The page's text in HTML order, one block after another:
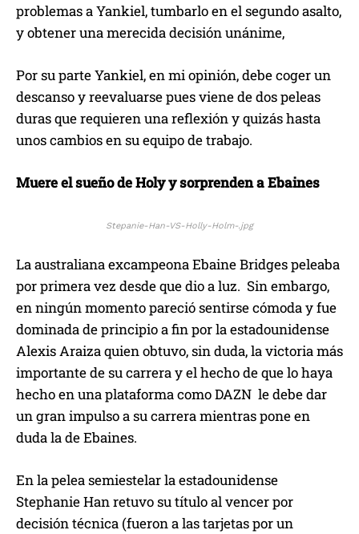
problemas a Yankiel, tumbarlo en el segundo asalto,
y obtener una merecida decisión unánime,
Por su parte Yankiel, en mi opinión, debe coger un
descanso y reevaluarse pues viene de dos peleas
duras que requieren una reflexión y quizás hasta
unos cambios en su equipo de trabajo.
Muere el sueño de Holy y sorprenden a Ebaines
Stepanie-Han-VS-Holly-Holm-.jpg
La australiana excampeona Ebaine Bridges peleaba
por primera vez desde que dio a luz. Sin embargo,
en ningún momento pareció sentirse cómoda y fue
dominada de principio a fin por la estadounidense
Alexis Araiza quien obtuvo, sin duda, la victoria más
importante de su carrera y el hecho de que lo haya
hecho en una plataforma como DAZN le debe dar
un gran impulso a su carrera mientras pone en
duda la de Ebaines.
En la pelea semiestelar la estadounidense
Stephanie Han retuvo su título al vencer por
decisión técnica (fueron a las tarjetas por un